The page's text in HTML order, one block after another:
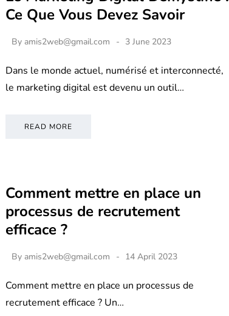
Ce Que Vous Devez Savoir
By amis2web@gmail.com 3 June 2023
Dans le monde actuel, numérisé et interconnecté,
le marketing digital est devenu un outil…
READ MORE
Comment mettre en place un
processus de recrutement
efficace ?
By amis2web@gmail.com 14 April 2023
Comment mettre en place un processus de
recrutement efficace ? Un…